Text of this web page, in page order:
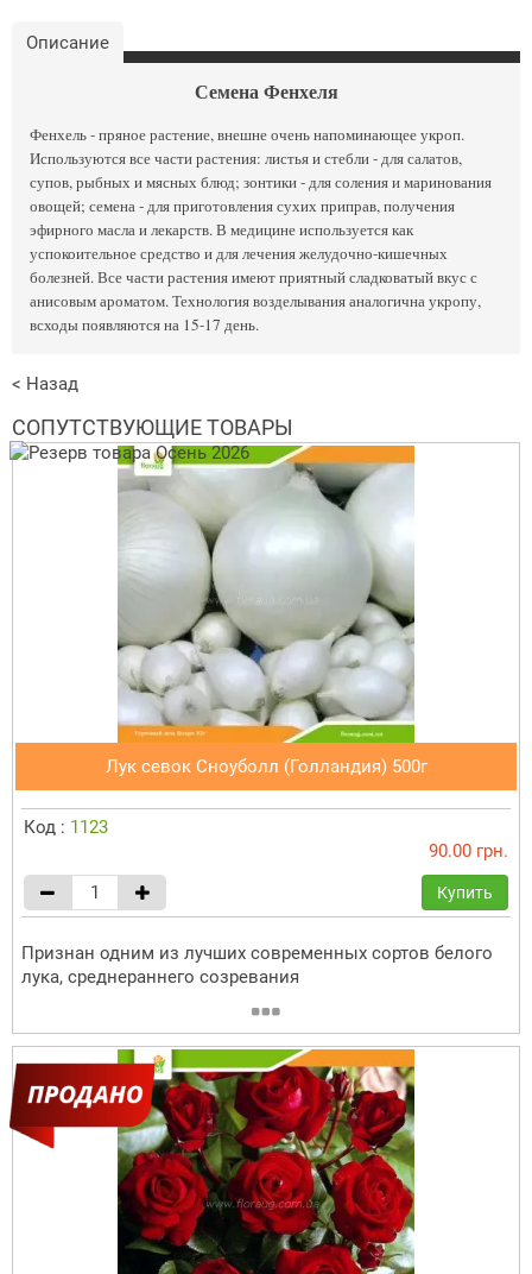
Описание
Семена Фенхеля
Фенхель - пряное растение, внешне очень напоминающее укроп.
Используются все части растения: листья и стебли - для салатов,
супов, рыбных и мясных блюд; зонтики - для соления и маринования
овощей; семена - для приготовления сухих приправ, получения
эфирного масла и лекарств. В медицине используется как
успокоительное средство и для лечения желудочно-кишечных
болезней. Все части растения имеют приятный сладковатый вкус с
анисовым ароматом. Технология возделывания аналогична укропу,
всходы появляются на 15-17 день.
< Назад
СОПУТСТВУЮЩИЕ ТОВАРЫ
Лук севок Сноуболл (Голландия) 500г
Код : 1123
90.00 грн.
Купить
Признан одним из лучших современных сортов белого
лука, среднераннего созревания